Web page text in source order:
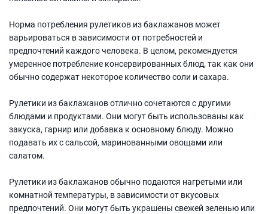
Норма потребления рулетиков из баклажанов может
варьироваться в зависимости от потребностей и
предпочтений каждого человека. В целом, рекомендуется
умеренное потребление консервированных блюд, так как они
обычно содержат некоторое количество соли и сахара.
Рулетики из баклажанов отлично сочетаются с другими
блюдами и продуктами. Они могут быть использованы как
закуска, гарнир или добавка к основному блюду. Можно
подавать их с сальсой, маринованными овощами или
салатом.
Рулетики из баклажанов обычно подаются нагретыми или
комнатной температуры, в зависимости от вкусовых
предпочтений. Они могут быть украшены свежей зеленью или